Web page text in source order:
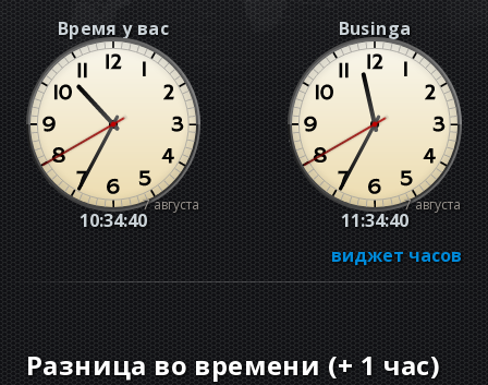
Время у вас
10:34:41
7 августа
Businga
11:34:41
7 августа
виджет часов
Разница во времени (+1 час)